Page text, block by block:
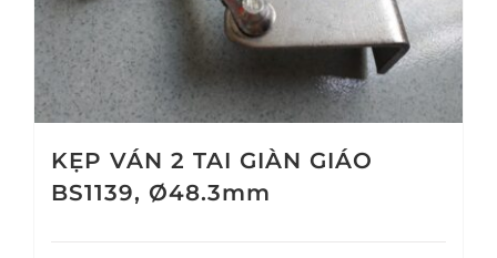
KẸP VÁN 2 TAI GIÀN GIÁO
BS1139, Ø48.3mm